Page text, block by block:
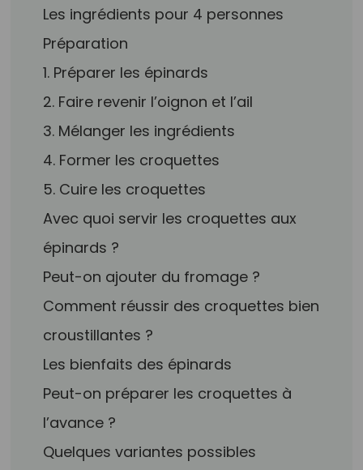
Les ingrédients pour 4 personnes
Préparation
1. Préparer les épinards
2. Faire revenir l’oignon et l’ail
3. Mélanger les ingrédients
4. Former les croquettes
5. Cuire les croquettes
Avec quoi servir les croquettes aux
épinards ?
Peut-on ajouter du fromage ?
Comment réussir des croquettes bien
croustillantes ?
Les bienfaits des épinards
Peut-on préparer les croquettes à
l’avance ?
Quelques variantes possibles